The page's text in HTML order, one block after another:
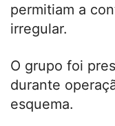
permitiam a
irregular.
O grupo foi
durante
esquema.